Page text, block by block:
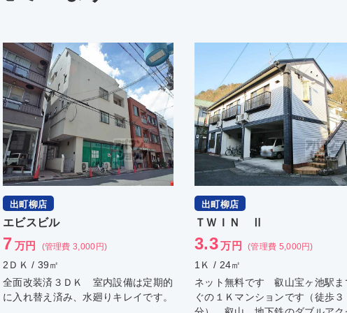
出町柳店
エビスビル
7 万円 (管理費 3,000円)
2ＤＫ / 39㎡
全面改装済３ＤＫ 室内設備は定期的
に入れ替え済み、水廻りキレイです。
出町柳店
ＴＷＩＮ Ⅱ
3.3万円 (管理費 5,000円)
1Ｋ / 24㎡
ネット無料です 叡山宝ヶ池駅ま
ぐの１Ｋマンションです（徒歩３